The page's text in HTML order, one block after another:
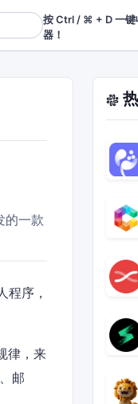
按 Ctrl / ⌘ + D 一键
器！
一款
序，
律，来
邮